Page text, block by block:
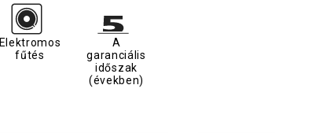
Elektromos
fűtés
A
garanciális
időszak
(években)